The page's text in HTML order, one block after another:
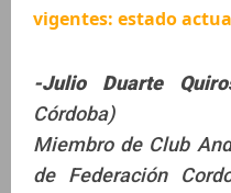
vigentes: estado
-Julio Duarte
Córdoba)
Miembro de Club
de Federación